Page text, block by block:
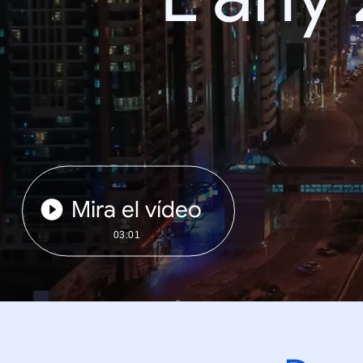
Mira el vídeo
03:01